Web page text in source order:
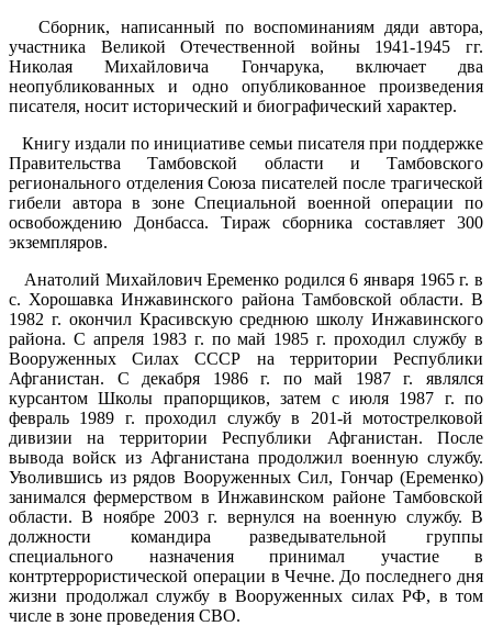
Сборник, написанный по воспоминаниям дяди автора,
участника Великой Отечественной войны 1941-1945 гг.
Николая Михайловича Гончарука, включает два
неопубликованных и одно опубликованное произведения
писателя, носит исторический и биографический характер.
Книгу издали по инициативе семьи писателя при поддержке
Правительства Тамбовской области и Тамбовского
регионального отделения Союза писателей после трагической
гибели автора в зоне Специальной военной операции по
освобождению Донбасса. Тираж сборника составляет 300
экземпляров.
Анатолий Михайлович Еременко родился 6 января 1965 г. в
с. Хорошавка Инжавинского района Тамбовской области. В
1982 г. окончил Красивскую среднюю школу Инжавинского
района. С апреля 1983 г. по май 1985 г. проходил службу в
Вооруженных Силах СССР на территории Республики
Афганистан. С декабря 1986 г. по май 1987 г. являлся
курсантом Школы прапорщиков, затем с июля 1987 г. по
февраль 1989 г. проходил службу в 201-й мотострелковой
дивизии на территории Республики Афганистан. После
вывода войск из Афганистана продолжил военную службу.
Уволившись из рядов Вооруженных Сил, Гончар (Еременко)
занимался фермерством в Инжавинском районе Тамбовской
области. В ноябре 2003 г. вернулся на военную службу. В
должности командира разведывательной группы
специального назначения принимал участие в
контртеррористической операции в Чечне. До последнего дня
жизни продолжал службу в Вооруженных силах РФ, в том
числе в зоне проведения СВО.